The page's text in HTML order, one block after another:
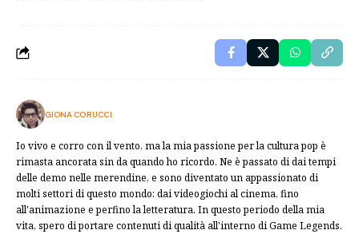
GIONA CORUCCI
Io vivo e corro con il vento, ma la mia passione per la cultura pop è
rimasta ancorata sin da quando ho ricordo. Ne è passato di dai tempi
delle demo nelle merendine, e sono diventato un appassionato di
molti settori di questo mondo: dai videogiochi al cinema, fino
all'animazione e perfino la letteratura. In questo periodo della mia
vita, spero di portare contenuti di qualità all'interno di Game Legends.